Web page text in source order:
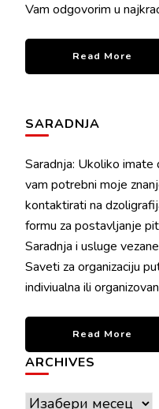
Vam odgovorim u
Read More
SARADNJA
Saradnja: Ukoliko imate
vam potrebni moje
kontaktirati na
formu za postavljanje
Saradnja i usluge
Saveti za organizaciju
indiviualna ili
Read More
ARCHIVES
Archives